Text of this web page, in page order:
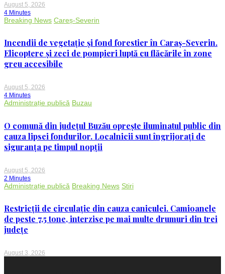
August 5, 2026
4 Minutes
Breaking News Careș-Severin
Incendii de vegetație și fond forestier în Caraș-Severin.
Elicoptere și zeci de pompieri luptă cu flăcările în zone
greu accesibile
August 5, 2026
4 Minutes
Administrație publică Buzau
O comună din județul Buzău oprește iluminatul public din
cauza lipsei fondurilor. Localnicii sunt îngrijorați de
siguranța pe timpul nopții
August 5, 2026
2 Minutes
Administrație publică Breaking News Stiri
Restricții de circulație din cauza caniculei. Camioanele
de peste 7,5 tone, interzise pe mai multe drumuri din trei
județe
August 3, 2026